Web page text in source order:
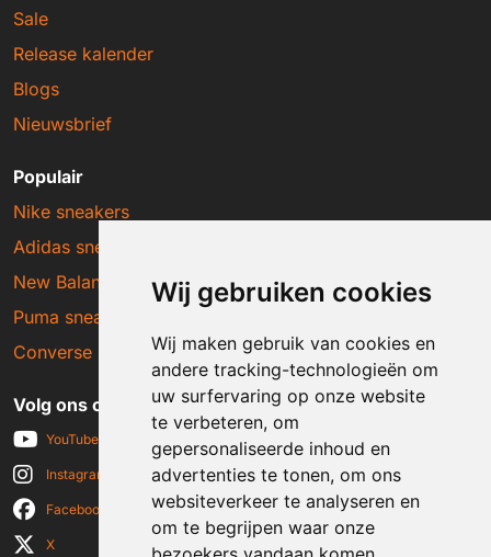
Wij gebruiken cookies
Wij maken gebruik van cookies en
andere tracking-technologieën om
uw surfervaring op onze website
te verbeteren, om
gepersonaliseerde inhoud en
advertenties te tonen, om ons
websiteverkeer te analyseren en
om te begrijpen waar onze
Sale
Release kalender
Blogs
Nieuwsbrief
Populair
Nike sneakers
Adidas sneakers
New Balance sneakers
Puma sneakers
Converse sneakers
Volg ons op social media
YouTube
Instagram
Facebook
X